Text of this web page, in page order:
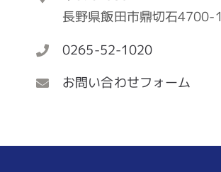
長野県飯田市鼎切石4700-1
0265-52-1020
お問い合わせフォーム